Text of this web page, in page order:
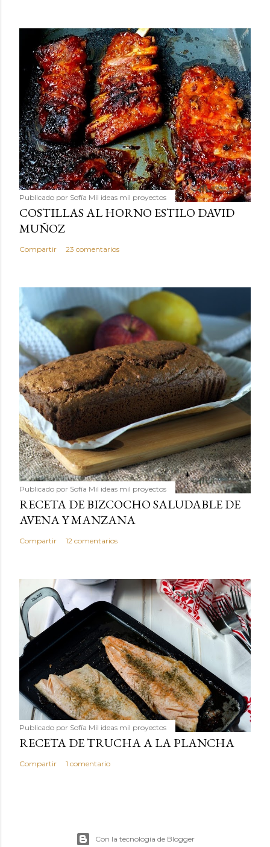
Publicado por Sofía Mil ideas mil proyectos
COSTILLAS AL HORNO ESTILO DAVID
MUÑOZ
Compartir 23 comentarios
Publicado por Sofía Mil ideas mil proyectos
RECETA DE BIZCOCHO SALUDABLE DE
AVENA Y MANZANA
Compartir 12 comentarios
Publicado por Sofía Mil ideas mil proyectos
RECETA DE TRUCHA A LA PLANCHA
Compartir 1 comentario
Con la tecnología de Blogger